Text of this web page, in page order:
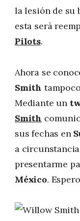
la lesión de su
esta será
Pilots.
Ahora se
Smith
Mediante un
Smith
sus fechas en
a
presentarme
México.